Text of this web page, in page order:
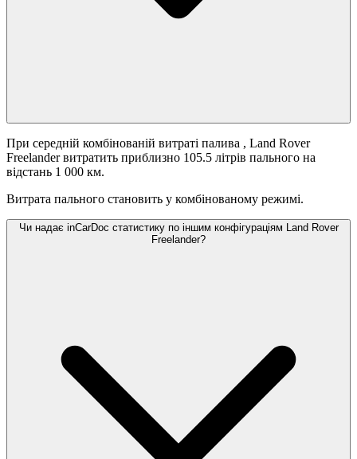
При середній комбінованій витраті палива , Land Rover
Freelander витратить приблизно 105.5 літрів пального на
відстань 1 000 км.
Витрата пального становить у комбінованому режимі.
Чи надає inCarDoc статистику по іншим конфігураціям Land Rover
Freelander?